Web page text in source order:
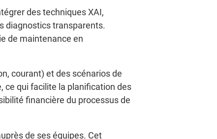
des techniques XAI,
diagnostics transparents.
de maintenance en
courant) et des scénarios de
ce qui facilite la planification des
financière du processus de
de ses équipes. Cet